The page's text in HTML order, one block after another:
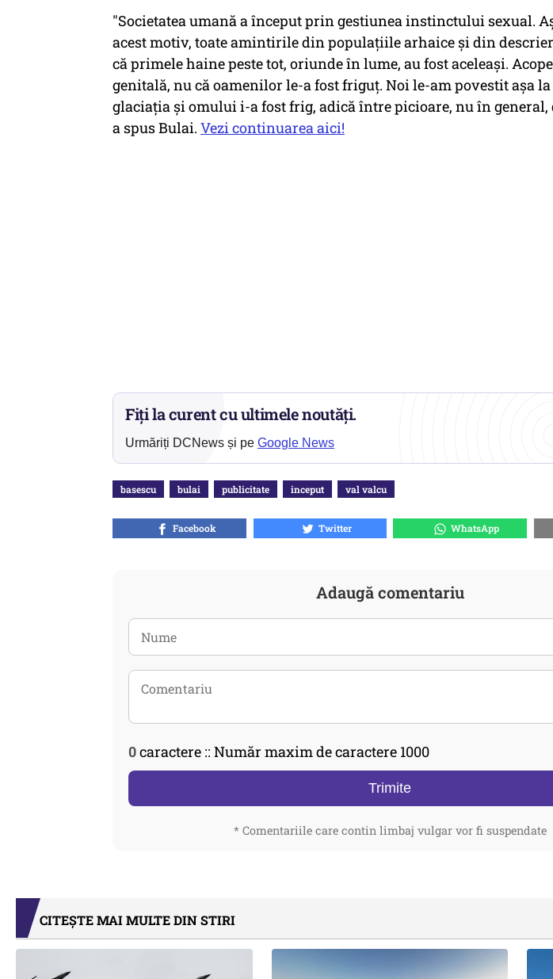
"Societatea umană a început prin gestiunea instinctului sexual.
acest motiv, toate amintirile din populațiile arhaice și din
că primele haine peste tot, oriunde în lume, au fost aceleași.
genitală, nu că oamenilor le-a fost friguț. Noi le-am povestit așa
glaciația și omului i-a fost frig, adică între picioare, nu în general,
a spus Bulai. Vezi continuarea aici!
Fiți la curent cu ultimele noutăți.
Urmăriți DCNews și pe Google News
basescu bulai publicitate inceput val valcu
Facebook Twitter WhatsApp
Adaugă comentariu
0caractere :: Număr maxim de caractere 1000
Trimite
* Comentariile care contin limbaj vulgar vor fi suspendate
CITEȘTE MAI MULTE DIN STIRI